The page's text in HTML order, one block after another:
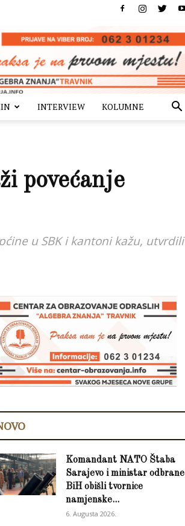
INTERVIEW KOLUMNE
povećanje
u SBK i kantoni kažu, utvrdili
Komandant NATO Štaba
Sarajevo i ministar odbrane
BiH obišli tvornice
namjenske...
6. Augusta 2026.